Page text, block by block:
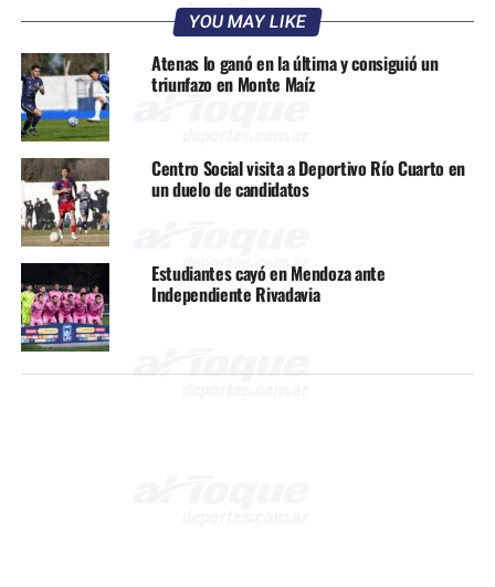
YOU MAY LIKE
Atenas lo ganó en la última y consiguió un
triunfazo en Monte Maíz
Centro Social visita a Deportivo Río Cuarto en
un duelo de candidatos
Estudiantes cayó en Mendoza ante
Independiente Rivadavia